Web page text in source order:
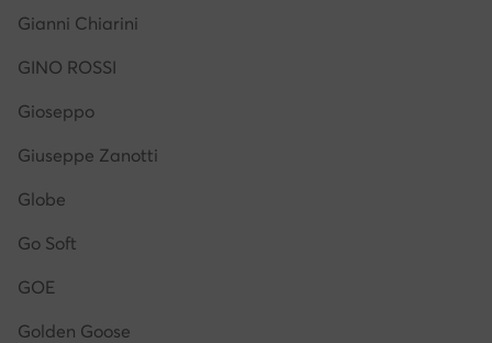
Gianni Chiarini
GINO ROSSI
Gioseppo
Giuseppe Zanotti
Globe
Go Soft
GOE
Golden Goose